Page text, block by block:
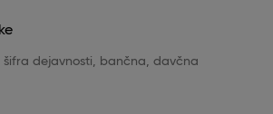
šifra dejavnosti, bančna, davčna